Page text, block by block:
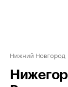
Нижний Новгород